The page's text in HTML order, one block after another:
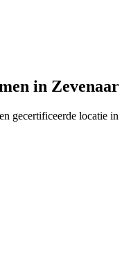
in Zevenaar
gecertificeerde locatie in